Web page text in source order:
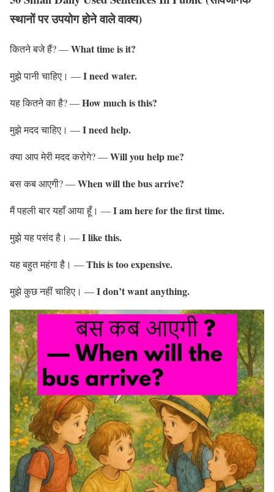
स्थानों पर उपयोग होने वाले वाक्य)
कितने बजे हैं? —What time is it?
मुझे पानी चाहिए। —I need water.
यह कितने का है? —How much is this?
मुझे मदद चाहिए। —I need help.
क्या आप मेरी मदद करोगे? —Will you help me?
बस कब आएगी? —When will the bus arrive?
मैं पहली बार यहाँ आया हूँ। —I am here for the first time.
मुझे यह पसंद है। —I like this.
यह बहुत महंगा है। —This is too expensive.
मुझे कुछ नहीं चाहिए। —I don’t want anything.